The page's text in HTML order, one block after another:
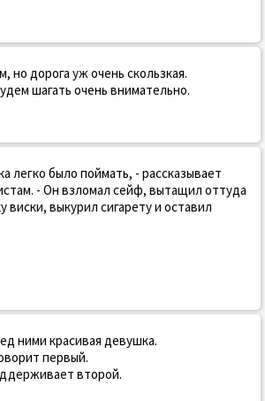
но дорога уж очень скользкая.
шагать очень внимательно.
легко было поймать, - рассказывает
- Он взломал сейф, вытащил оттуда
виски, выкурил сигарету и оставил
ними красивая девушка.
первый.
второй.